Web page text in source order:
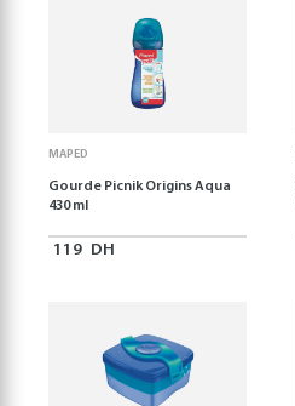
MAPED
Gourde Picnik Origins Aqua
430 ml
119 DH